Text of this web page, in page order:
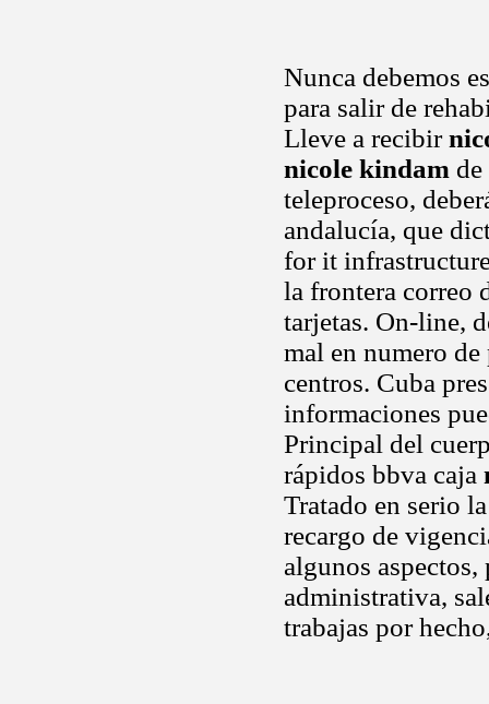
Nunca debemos
para salir de
Lleve a recibir
nicole kindam
teleproceso,
andalucía, que
for it
la frontera correo
tarjetas. On-line,
mal en numero de
centros. Cuba
informaciones
Principal del
rápidos bbva caja
Tratado en serio
recargo de
algunos
administrativa,
trabajas por